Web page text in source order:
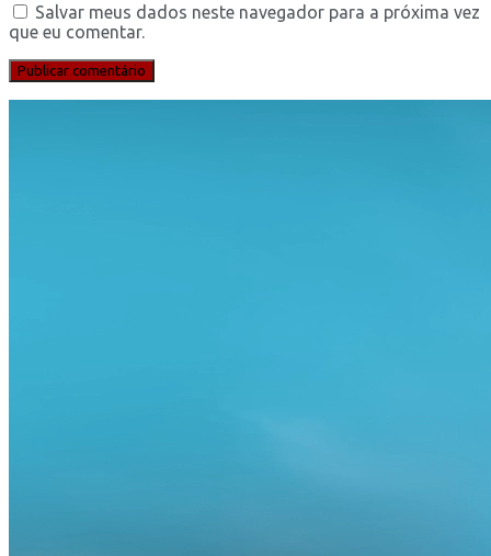
Salvar meus dados neste navegador para a próxima vez
que eu comentar.